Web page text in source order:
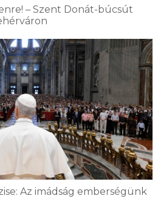
– Szent Donát-búcsút
Az imádság emberségünk